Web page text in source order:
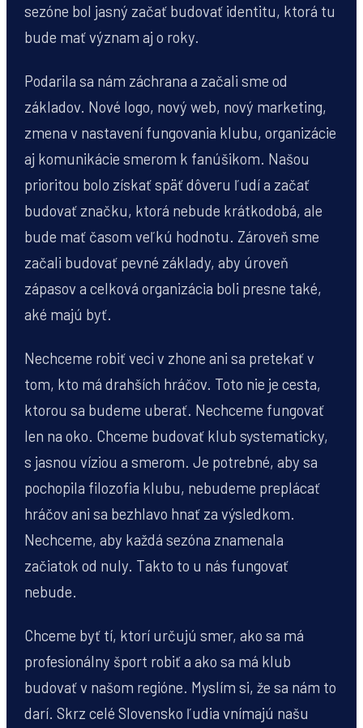
sezóne bol jasný začať budovať identitu, ktorá tu
bude mať význam aj o roky.
Podarila sa nám záchrana a začali sme od
základov. Nové logo, nový web, nový marketing,
zmena v nastavení fungovania klubu, organizácie
aj komunikácie smerom k fanúšikom. Našou
prioritou bolo získať späť dôveru ľudí a začať
budovať značku, ktorá nebude krátkodobá, ale
bude mať časom veľkú hodnotu. Zároveň sme
začali budovať pevné základy, aby úroveň
zápasov a celková organizácia boli presne také,
aké majú byť.
Nechceme robiť veci v zhone ani sa pretekať v
tom, kto má drahších hráčov. Toto nie je cesta,
ktorou sa budeme uberať. Nechceme fungovať
len na oko. Chceme budovať klub systematicky,
s jasnou víziou a smerom. Je potrebné, aby sa
pochopila filozofia klubu, nebudeme preplácať
hráčov ani sa bezhlavo hnať za výsledkom.
Nechceme, aby každá sezóna znamenala
začiatok od nuly. Takto to u nás fungovať
nebude.
Chceme byť tí, ktorí určujú smer, ako sa má
profesionálny šport robiť a ako sa má klub
budovať v našom regióne. Myslím si, že sa nám to
darí. Skrz celé Slovensko ľudia vnímajú našu